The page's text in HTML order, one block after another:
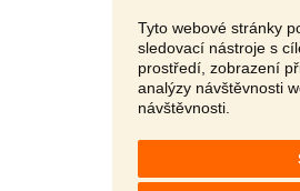
Tyto webové stránky
sledovací nástroje s
prostředí, zobrazení
analýzy návštěvnosti
návštěvnosti.